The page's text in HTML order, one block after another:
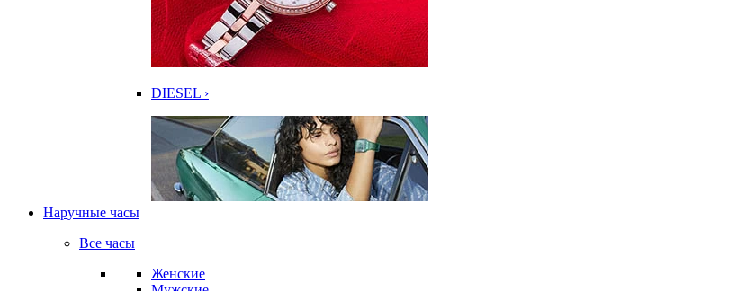
DIESEL ›
Наручные часы
Все часы
Женские